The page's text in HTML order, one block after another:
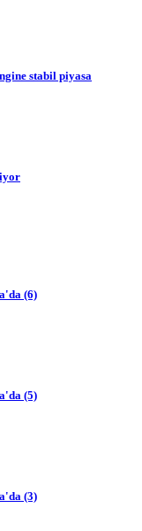
stabil piyasa
(6)
(5)
(3)